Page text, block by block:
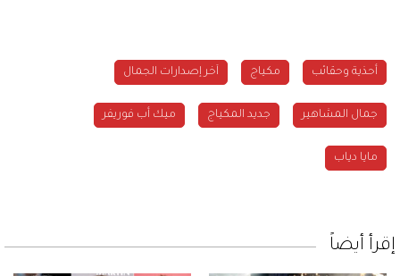
أحذية وحقائب مكياج آخر إصدارات الجمال
جمال المشاهير جديد المكياج ميك أب فوريفر
مايا دياب
إقرأ أيضاً